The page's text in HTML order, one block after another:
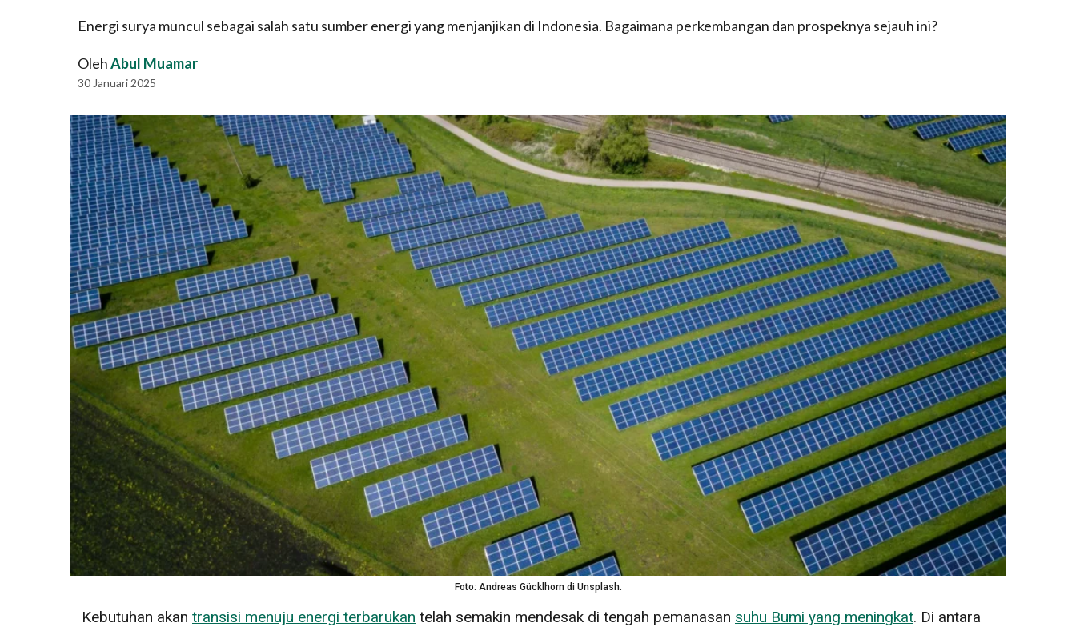
Energi surya muncul sebagai salah satu sumber energi yang menjanjikan di Indonesia. Bagaimana perkembangan dan prospeknya sejauh ini?
OlehAbul Muamar
30 Januari 2025
Foto: Andreas Gücklhorn di Unsplash.
Kebutuhan akan transisi menuju energi terbarukan telah semakin mendesak di tengah pemanasan suhu Bumi yang meningkat. Di antara